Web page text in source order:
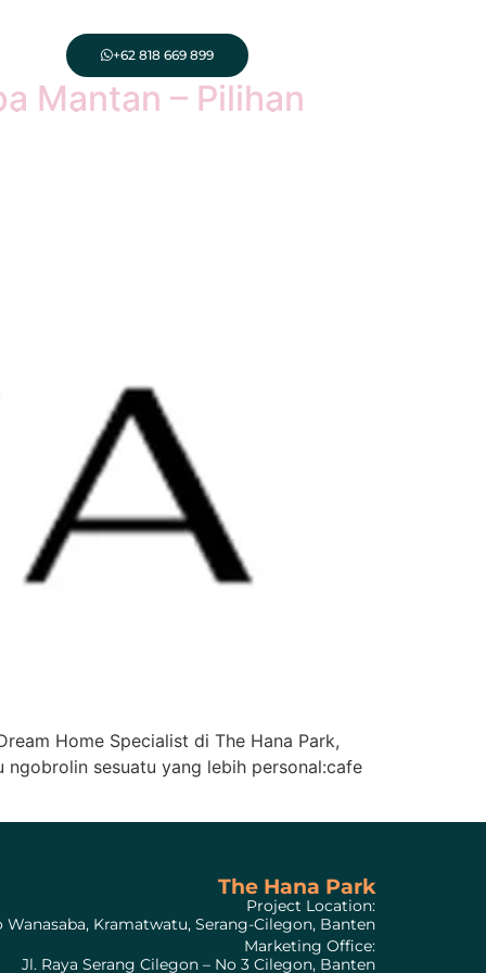
+62 818 669 899
Mantan – Pilihan
Home Specialist di The Hana Park,
ngobrolin sesuatu yang lebih personal:cafe
The Hana Park
Project Location:
Wanasaba, Kramatwatu, Serang-Cilegon, Banten
Marketing Office:
Jl. Raya Serang Cilegon – No 3 Cilegon, Banten